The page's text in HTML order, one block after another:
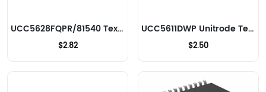
UCC5628FQPR/81540 Texas Instruments Terminateurs de signaux
$2.82
UCC5611DWP Unitrode Terminateurs de signaux
$2.50